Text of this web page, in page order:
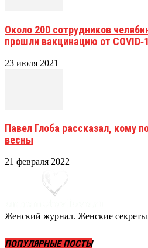
Около 200 сотрудников
прошли вакцинацию от
23 июля 2021
Павел Глоба рассказал, кому
весны
21 февраля 2022
Женский журнал. Женские
ПОПУЛЯРНЫЕ ПОСТЫ